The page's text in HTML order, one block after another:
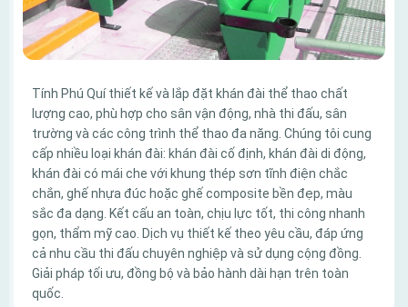
Tính Phú Quí thiết kế và lắp đặt khán đài thể thao chất
lượng cao, phù hợp cho sân vận động, nhà thi đấu, sân
trường và các công trình thể thao đa năng. Chúng tôi cung
cấp nhiều loại khán đài: khán đài cố định, khán đài di động,
khán đài có mái che với khung thép sơn tĩnh điện chắc
chắn, ghế nhựa đúc hoặc ghế composite bền đẹp, màu
sắc đa dạng. Kết cấu an toàn, chịu lực tốt, thi công nhanh
gọn, thẩm mỹ cao. Dịch vụ thiết kế theo yêu cầu, đáp ứng
cả nhu cầu thi đấu chuyên nghiệp và sử dụng cộng đồng.
Giải pháp tối ưu, đồng bộ và bảo hành dài hạn trên toàn
quốc.